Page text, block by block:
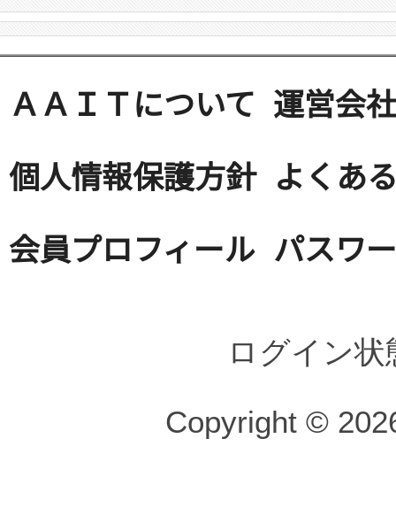
ＡＡＩＴについて 運営会社
個人情報保護方針 よくあ
会員プロフィール パスワ
ログイン
Copyright ©